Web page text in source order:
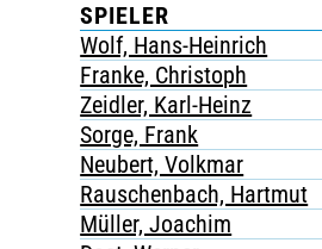
SPIELER
Wolf, Hans-Heinrich
Franke, Christoph
Zeidler, Karl-Heinz
Sorge, Frank
Neubert, Volkmar
Rauschenbach, Hartmut
Müller, Joachim